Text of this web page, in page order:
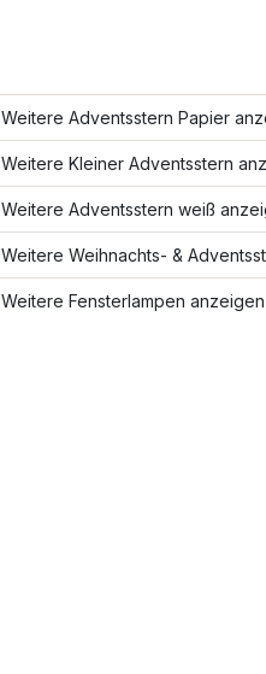
Weitere Adventsstern Papier
Weitere Kleiner Adventsstern
Weitere Adventsstern weiß
Weitere Weihnachts- &
Weitere Fensterlampen anzeigen